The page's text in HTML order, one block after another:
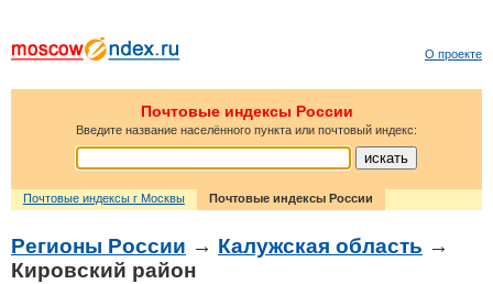
О проекте
Почтовые индексы России
Введите название населённого пункта или почтовый индекс:
Почтовые индексы г Москвы Почтовые индексы России
Регионы России → Калужская область →
Кировский район